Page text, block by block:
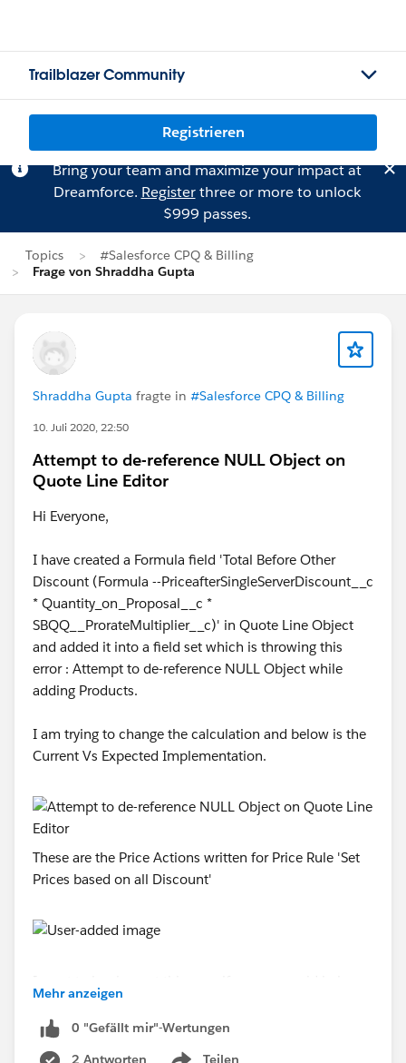
Trailblazer Community
Registrieren
Bring your team and maximize your impact at
Dreamforce. Registerthree or more to unlock
$999 passes.
Topics
#Salesforce CPQ & Billing
Frage von Shraddha Gupta
Shraddha Gupta fragte in #Salesforce CPQ & Billing
10. Juli 2020, 22:50
Attempt to de-reference NULL Object on
Quote Line Editor
Hi Everyone,
I have created a Formula field 'Total Before Other
Discount (Formula --PriceafterSingleServerDiscount__c
* Quantity_on_Proposal__c *
SBQQ__ProrateMultiplier__c)' in Quote Line Object
and added it into a field set which is throwing this
error : Attempt to de-reference NULL Object while
adding Products.
I am trying to change the calculation and below is the
Current Vs Expected Implementation.
These are the Price Actions written for Price Rule 'Set
Prices based on all Discount'
by explaining the detailed steps to me that would be
helpful.
Mehr anzeigen
0 "Gefällt mir"-Wertungen
2 Antworten
Teilen